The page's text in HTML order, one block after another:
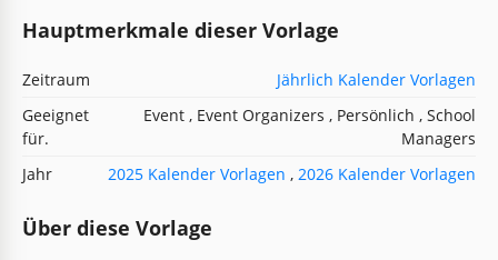
Hauptmerkmale dieser Vorlage
Zeitraum
Jährlich Kalender Vorlagen
Geeignet
für.
Event , Event Organizers , Persönlich , School
Managers
Jahr
2025 Kalender Vorlagen , 2026 Kalender Vorlagen
Über diese Vorlage